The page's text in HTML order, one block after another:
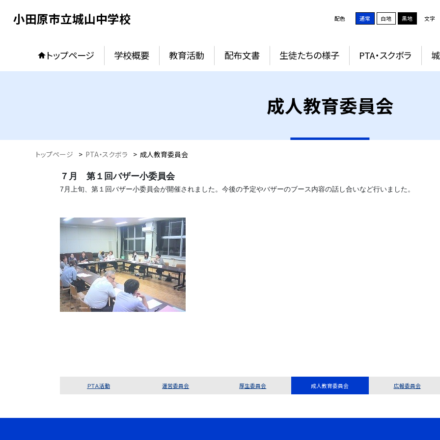
小田原市立城山中学校 配色 通常 白地 黒地 文字
トップページ 学校概要 教育活動 配布文書 生徒たちの様子 PTA・スクボラ
成人教育委員会
トップページ > PTA・スクボラ > 成人教育委員会
７月 第１回バザー小委員会
7月上旬、第１回バザー小委員会が開催されました。今後の予定やバザーのブース内容の話し合いなど行いました。
ＰＴＡ活動 運営委員会 厚生委員会 成人教育委員会 広報委員会